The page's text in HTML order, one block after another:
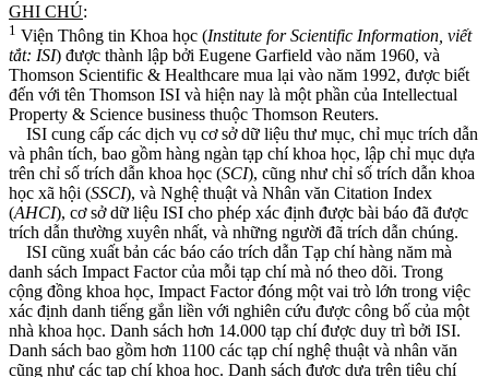
GHI CHÚ:
1 Viện Thông tin Khoa học (Institute for Scientific Information, viết
tắt: ISI) được thành lập bởi Eugene Garfield vào năm 1960, và
Thomson Scientific & Healthcare mua lại vào năm 1992, được biết
đến với tên Thomson ISI và hiện nay là một phần của Intellectual
Property & Science business thuộc Thomson Reuters.
ISI cung cấp các dịch vụ cơ sở dữ liệu thư mục, chỉ mục trích dẫn
và phân tích, bao gồm hàng ngàn tạp chí khoa học, lập chỉ mục dựa
trên chỉ số trích dẫn khoa học (SCI), cũng như chỉ số trích dẫn khoa
học xã hội (SSCI), và Nghệ thuật và Nhân văn Citation Index
(AHCI), cơ sở dữ liệu ISI cho phép xác định được bài báo đã được
trích dẫn thường xuyên nhất, và những người đã trích dẫn chúng.
ISI cũng xuất bản các báo cáo trích dẫn Tạp chí hàng năm mà
danh sách Impact Factor của mỗi tạp chí mà nó theo dõi. Trong
cộng đồng khoa học, Impact Factor đóng một vai trò lớn trong việc
xác định danh tiếng gắn liền với nghiên cứu được công bố của một
nhà khoa học. Danh sách hơn 14.000 tạp chí được duy trì bởi ISI.
Danh sách bao gồm hơn 1100 các tạp chí nghệ thuật và nhân văn
cũng như các tạp chí khoa học. Danh sách được dựa trên tiêu chí